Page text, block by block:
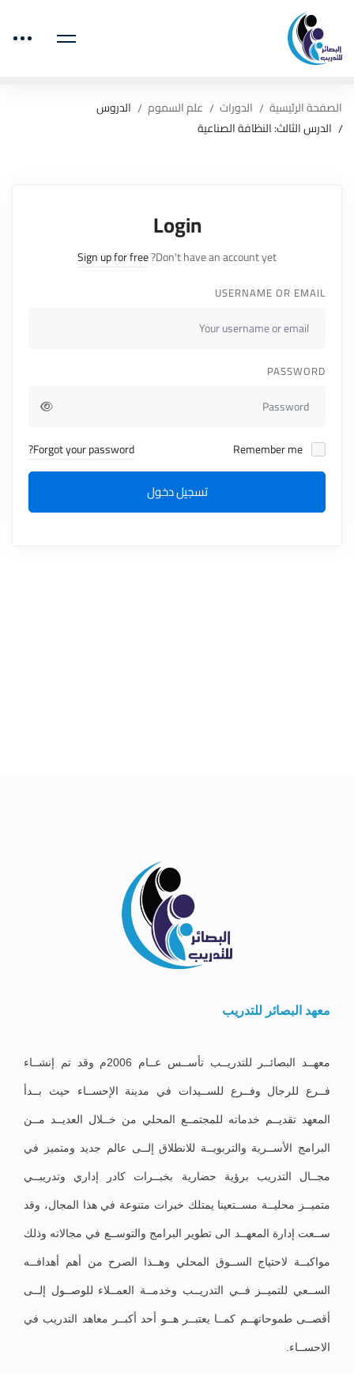
الصفحة الرئيسية الدورات علم السموم
الدروس
الدرس الثالث: النظافة الصناعية
Login
Don't have an account yet?
Sign up for free
USERNAME OR EMAIL
PASSWORD
Forgot your password?
تسجيل دخول
معهد البصائر للتدريب
معهــد البصائــر للتدريــب تأســس عــام 2006م وقد تم إنشــاء
فــرع للرجال وفــرع للســيدات في مدينة الإحســاء حيث بــدأ
المعهد تقديــم خدماته للمجتمــع المحلي من خــلال العديــد مــن
البرامج الأســرية والتربويــة للانطلاق إلــى عالم جديد ومتميز في
مجــال التدريب برؤية حضارية بخبــرات كادر إداري وتدريبــي
متميــز محليــة مســتعينا يمتلك خبرات متنوعة في هذا المجال، وقد
ســعت إدارة المعهــد الى تطوير البرامج والتوســع في مجالاته وذلك
مواكبــة لاحتياج الســوق المحلي وهــذا الصرح من أهم أهدافــه
الســعي للتميــز فــي التدريــب وخدمــة العمــلاء للوصــول إلــى
أقصــى طموحاتهــم كمــا يعتبــر هــو أحد أكبــر معاهد التدريب في
الاحســاء.